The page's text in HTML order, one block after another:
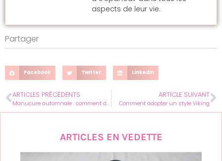
aspects de leur vie.
Partager
Facebook Twitter LinkedIn
ARTICLES PRÉCÉDENTS
Manucure automnale : comment donner à vos ongles une touche de saison ?
ARTICLE SUIVANT
Comment adopter un style Viking
ARTICLES EN VEDETTE